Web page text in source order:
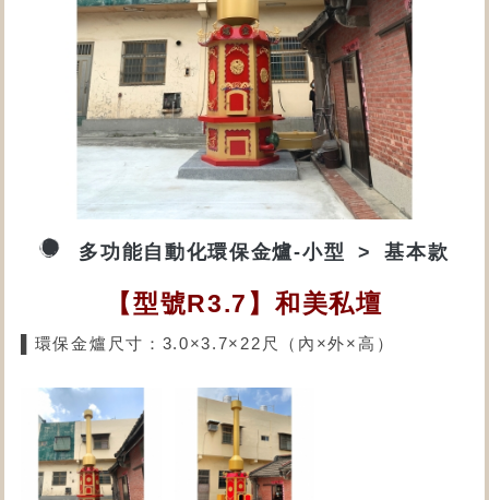
多功能自動化環保金爐-小型 基本款
【型號R3.7】和美私壇
▌環保金爐尺寸：3.0×3.7×22尺（內×外×高）